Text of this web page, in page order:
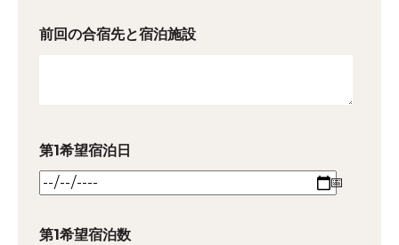
前回の合宿先と宿泊施設
第1希望宿泊日
第1希望宿泊数